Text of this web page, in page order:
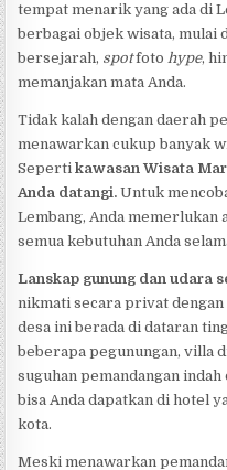
tempat menarik yang ada di
berbagai objek wisata, mulai
bersejarah, spotfotohype,
memanjakan mata Anda.
Tidak kalah dengan daerah
menawarkan cukup banyak
Sepertikawasan Wisata
Anda datangi. Untuk
Lembang, Anda memerlukan
semua kebutuhan Anda
Lanskap gunung dan udara
nikmati secara privat
desa ini berada di dataran
beberapa pegunungan, villa
suguhan pemandangan
bisa Anda dapatkan di hotel
kota.
Meski menawarkan